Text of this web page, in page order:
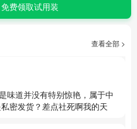
费领取试用装
查看全部 >
味道并没有特别惊艳，属于中
密发货？差点社死啊我的天